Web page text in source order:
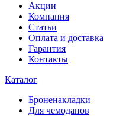
Акции
Компания
Статьи
Оплата и доставка
Гарантия
Контакты
Каталог
Броненакладки
Для чемоданов